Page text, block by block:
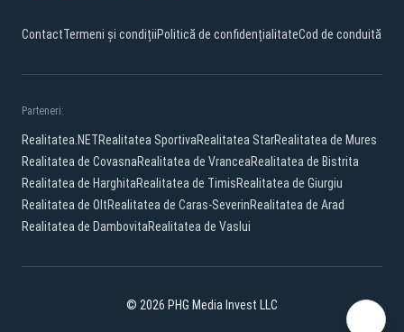
ContactTermeni și condițiiPolitică de confidențialitateCod de conduită
Parteneri:
Realitatea.NETRealitatea SportivaRealitatea StarRealitatea de Mures
Realitatea de CovasnaRealitatea de VranceaRealitatea de Bistrita
Realitatea de HarghitaRealitatea de TimisRealitatea de Giurgiu
Realitatea de OltRealitatea de Caras-SeverinRealitatea de Arad
Realitatea de DambovitaRealitatea de Vaslui
© 2026 PHG Media Invest LLC